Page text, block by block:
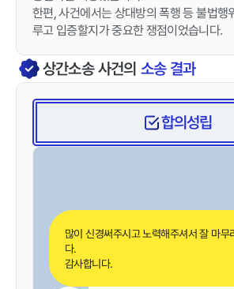
한편, 사건에서는 상대방의 폭행 등 불법행
루고 입증할지가 중요한 쟁점이었습니다.
상간소송사건의 소송 결과
합의성립
많이 신경써주시고 노력해주셔서 잘 마무
다.
감사합니다.